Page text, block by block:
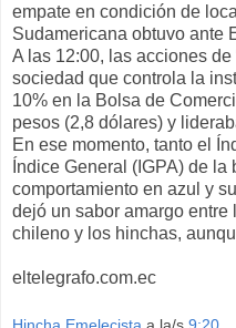
empate en condición de
Sudamericana obtuvo ante
A las 12:00, las acciones de
sociedad que controla la
10% en la Bolsa de
pesos (2,8 dólares) y
En ese momento, tanto el
Índice General (IGPA) de
comportamiento en azul y
dejó un sabor amargo
chileno y los hinchas,
eltelegrafo.com.ec